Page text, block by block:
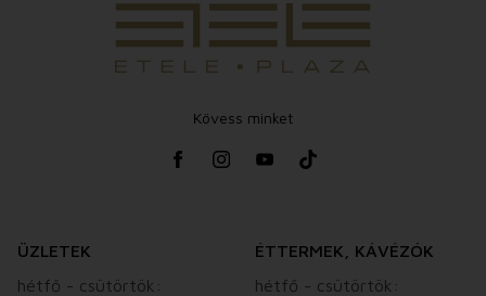
Promóciós időszak
2026. június 22. 06:00 – 2026. augusztus 16. 23:59
ETELE Cinema. 2 óra vakáció.
GOMBRA!
Kövess minket
ÜZLETEK
hétfő - csütörtök:
ÉTTERMEK, KÁVÉZÓK
hétfő - csütörtök: